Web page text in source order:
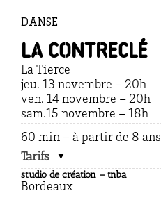
DANSE
LA CONTRECLÉ
La Tierce
jeu. 13 novembre – 20h
ven. 14 novembre – 20h
sam.15 novembre – 18h
60 min – à partir de 8 ans
Tarifs
studio de création – tnba
Bordeaux